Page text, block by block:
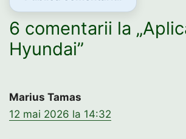
6 comentarii la
Hyundai”
Marius Tamas
12 mai 2026 la 14:32